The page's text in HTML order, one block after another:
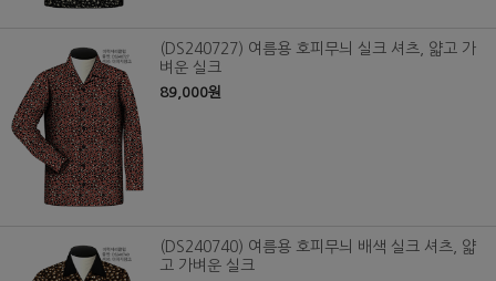
(DS240727) 여름용 호피무늬 실크 셔츠, 얇고 가
벼운 실크
89,000원
(DS240740) 여름용 호피무늬 배색 실크 셔츠, 얇
고 가벼운 실크